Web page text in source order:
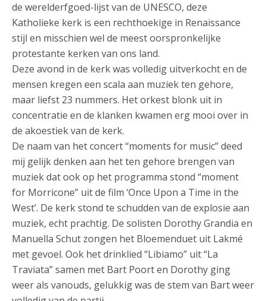
de werelderfgoed-lijst van de UNESCO, deze
Katholieke kerk is een rechthoekige in Renaissance
stijl en misschien wel de meest oorspronkelijke
protestante kerken van ons land.
Deze avond in de kerk was volledig uitverkocht en de
mensen kregen een scala aan muziek ten gehore,
maar liefst 23 nummers. Het orkest blonk uit in
concentratie en de klanken kwamen erg mooi over in
de akoestiek van de kerk.
De naam van het concert “moments for music” deed
mij gelijk denken aan het ten gehore brengen van
muziek dat ook op het programma stond “moment
for Morricone” uit de film ‘Once Upon a Time in the
West’. De kerk stond te schudden van de explosie aan
muziek, echt prachtig. De solisten Dorothy Grandia en
Manuella Schut zongen het Bloemenduet uit Lakmé
met gevoel. Ook het drinklied “Libiamo” uit “La
Traviata” samen met Bart Poort en Dorothy ging
weer als vanouds, gelukkig was de stem van Bart weer